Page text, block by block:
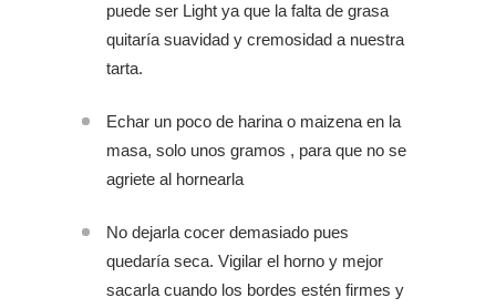
puede ser Light ya que la falta de grasa
quitaría suavidad y cremosidad a nuestra
tarta.
Echar un poco de harina o maizena en la
masa, solo unos gramos , para que no se
agriete al hornearla
No dejarla cocer demasiado pues
quedaría seca. Vigilar el horno y mejor
sacarla cuando los bordes estén firmes y